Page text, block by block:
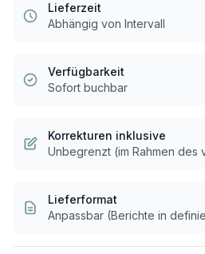
Lieferzeit
Abhängig von Intervall
Verfügbarkeit
Sofort buchbar
Korrekturen inklusive
Unbegrenzt (im Rahmen des
Lieferformat
Anpassbar (Berichte in